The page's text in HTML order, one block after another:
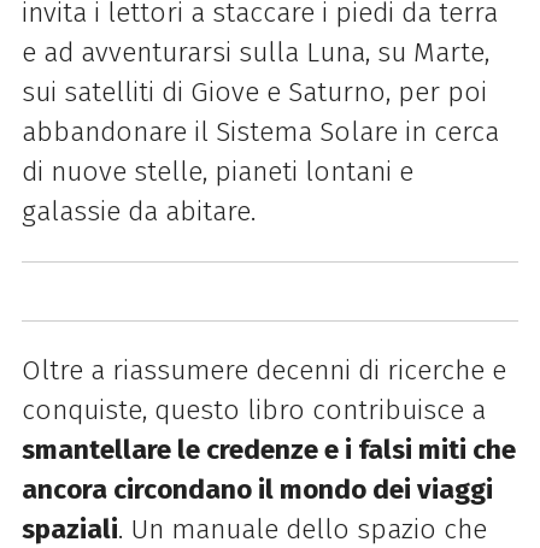
invita i lettori a staccare i piedi da terra
e ad avventurarsi sulla Luna, su Marte,
sui satelliti di Giove e Saturno, per poi
abbandonare il Sistema Solare in cerca
di nuove stelle, pianeti lontani e
galassie da abitare.
Oltre a riassumere decenni di ricerche e
conquiste, questo libro contribuisce a
smantellare le credenze e i falsi miti che
ancora circondano il mondo dei viaggi
spaziali. Un manuale dello spazio che